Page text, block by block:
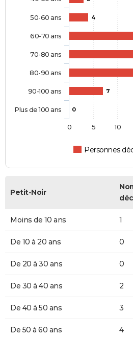
4
7
0
Personnes
50-60 ans
60-70 ans
70-80 ans
80-90 ans
90-100 ans
Plus de 100 ans
0 5 10
Petit-Noir
Moins de 10 ans 1
De 10 à 20 ans 0
De 20 à 30 ans 0
De 30 à 40 ans 2
De 40 à 50 ans 3
De 50 à 60 ans 4